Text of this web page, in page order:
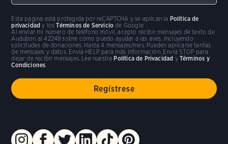
Al enviar mi número de teléfono móvil, acepto recibir mensajes de texto de
Audubon al 42248 sobre cómo puedo ayudar a las aves, incluyendo
solicitudes de donaciones. Hasta 4 mensajes/mes. Pueden aplicarse tarifas
de mensajes y datos. Envía HELP para más información. Envía STOP para
dejar de recibir mensajes. Lee nuestra Política de Privacidad y Términos y
Condiciones.
Esta pagina está protegida por reCAPTCHA y se aplican la Política de
privacidad y losTérminos de Servicio de Google